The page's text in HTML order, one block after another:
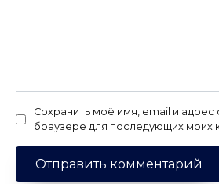
Сохранить моё имя, email и адрес
браузере для последующих моих